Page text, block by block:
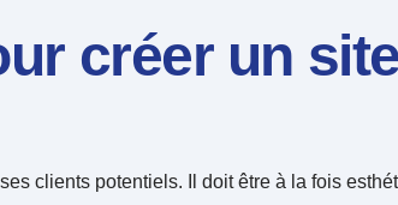
créer un
clients potentiels. Il doit être à la fois